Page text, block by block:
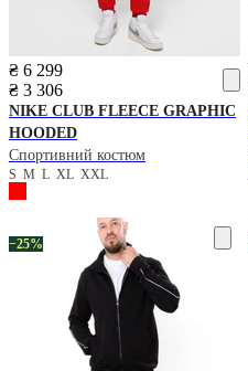
₴ 6 299
₴ 3 306
NIKE CLUB FLEECE GRAPHIC
HOODED
Спортивний костюм
S M L XL XXL
−25%